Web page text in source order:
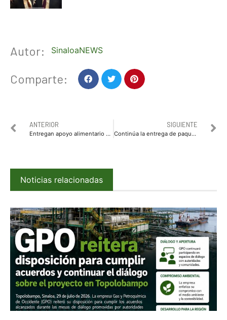
Autor: SinaloaNEWS
Comparte:
ANTERIOR
Entregan apoyo alimentario a comunidades indígenas en Choix
SIGUIENTE
Continúa la entrega de paquetes anti Covid-19 a emprendedores de comercio y servicios
Noticias relacionadas